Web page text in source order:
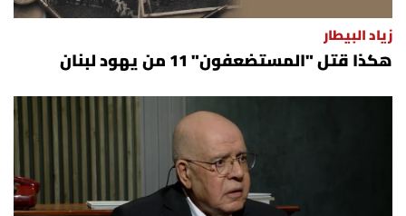
زياد البيطار
هكذا قتل "المستضعفون" 11 من يهود لبنان